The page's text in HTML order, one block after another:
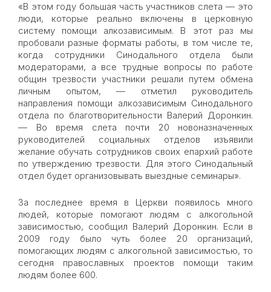
«В этом году большая часть участников слета — это
люди, которые реально включены в церковную
систему помощи алкозависимым. В этот раз мы
пробовали разные форматы работы, в том числе те,
когда сотрудники Синодального отдела были
модераторами, а все трудные вопросы по работе
общин трезвости участники решали путем обмена
личным опытом, — отметил руководитель
направления помощи алкозависимым Синодального
отдела по благотворительности Валерий Доронкин.
— Во время слета почти 20 новоназначенных
руководителей социальных отделов изъявили
желание обучать сотрудников своих епархий работе
по утверждению трезвости. Для этого Синодальный
отдел будет организовывать выездные семинары».
За последнее время в Церкви появилось много
людей, которые помогают людям с алкогольной
зависимостью, сообщил Валерий Доронкин. Если в
2009 году было чуть более 20 организаций,
помогающих людям с алкогольной зависимостью, то
сегодня православных проектов помощи таким
людям более 600.